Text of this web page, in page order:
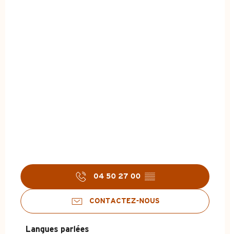
04 50 27 00 ▒▒
CONTACTEZ-NOUS
Langues parlées
Langues parlées